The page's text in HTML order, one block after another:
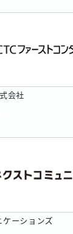
会社
ーションズ